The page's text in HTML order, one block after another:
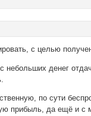
с целью
небольших денег
по сути
прибыль, да ещё и с